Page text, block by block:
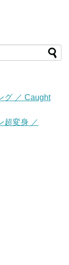
グ ／ Caught
超変身 ／